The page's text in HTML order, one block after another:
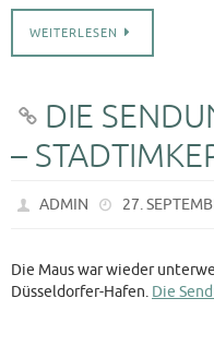
WEITERLESEN
DIE
–
ADMIN 27.
Die Maus war wieder
Düsseldorfer-Hafen. Die